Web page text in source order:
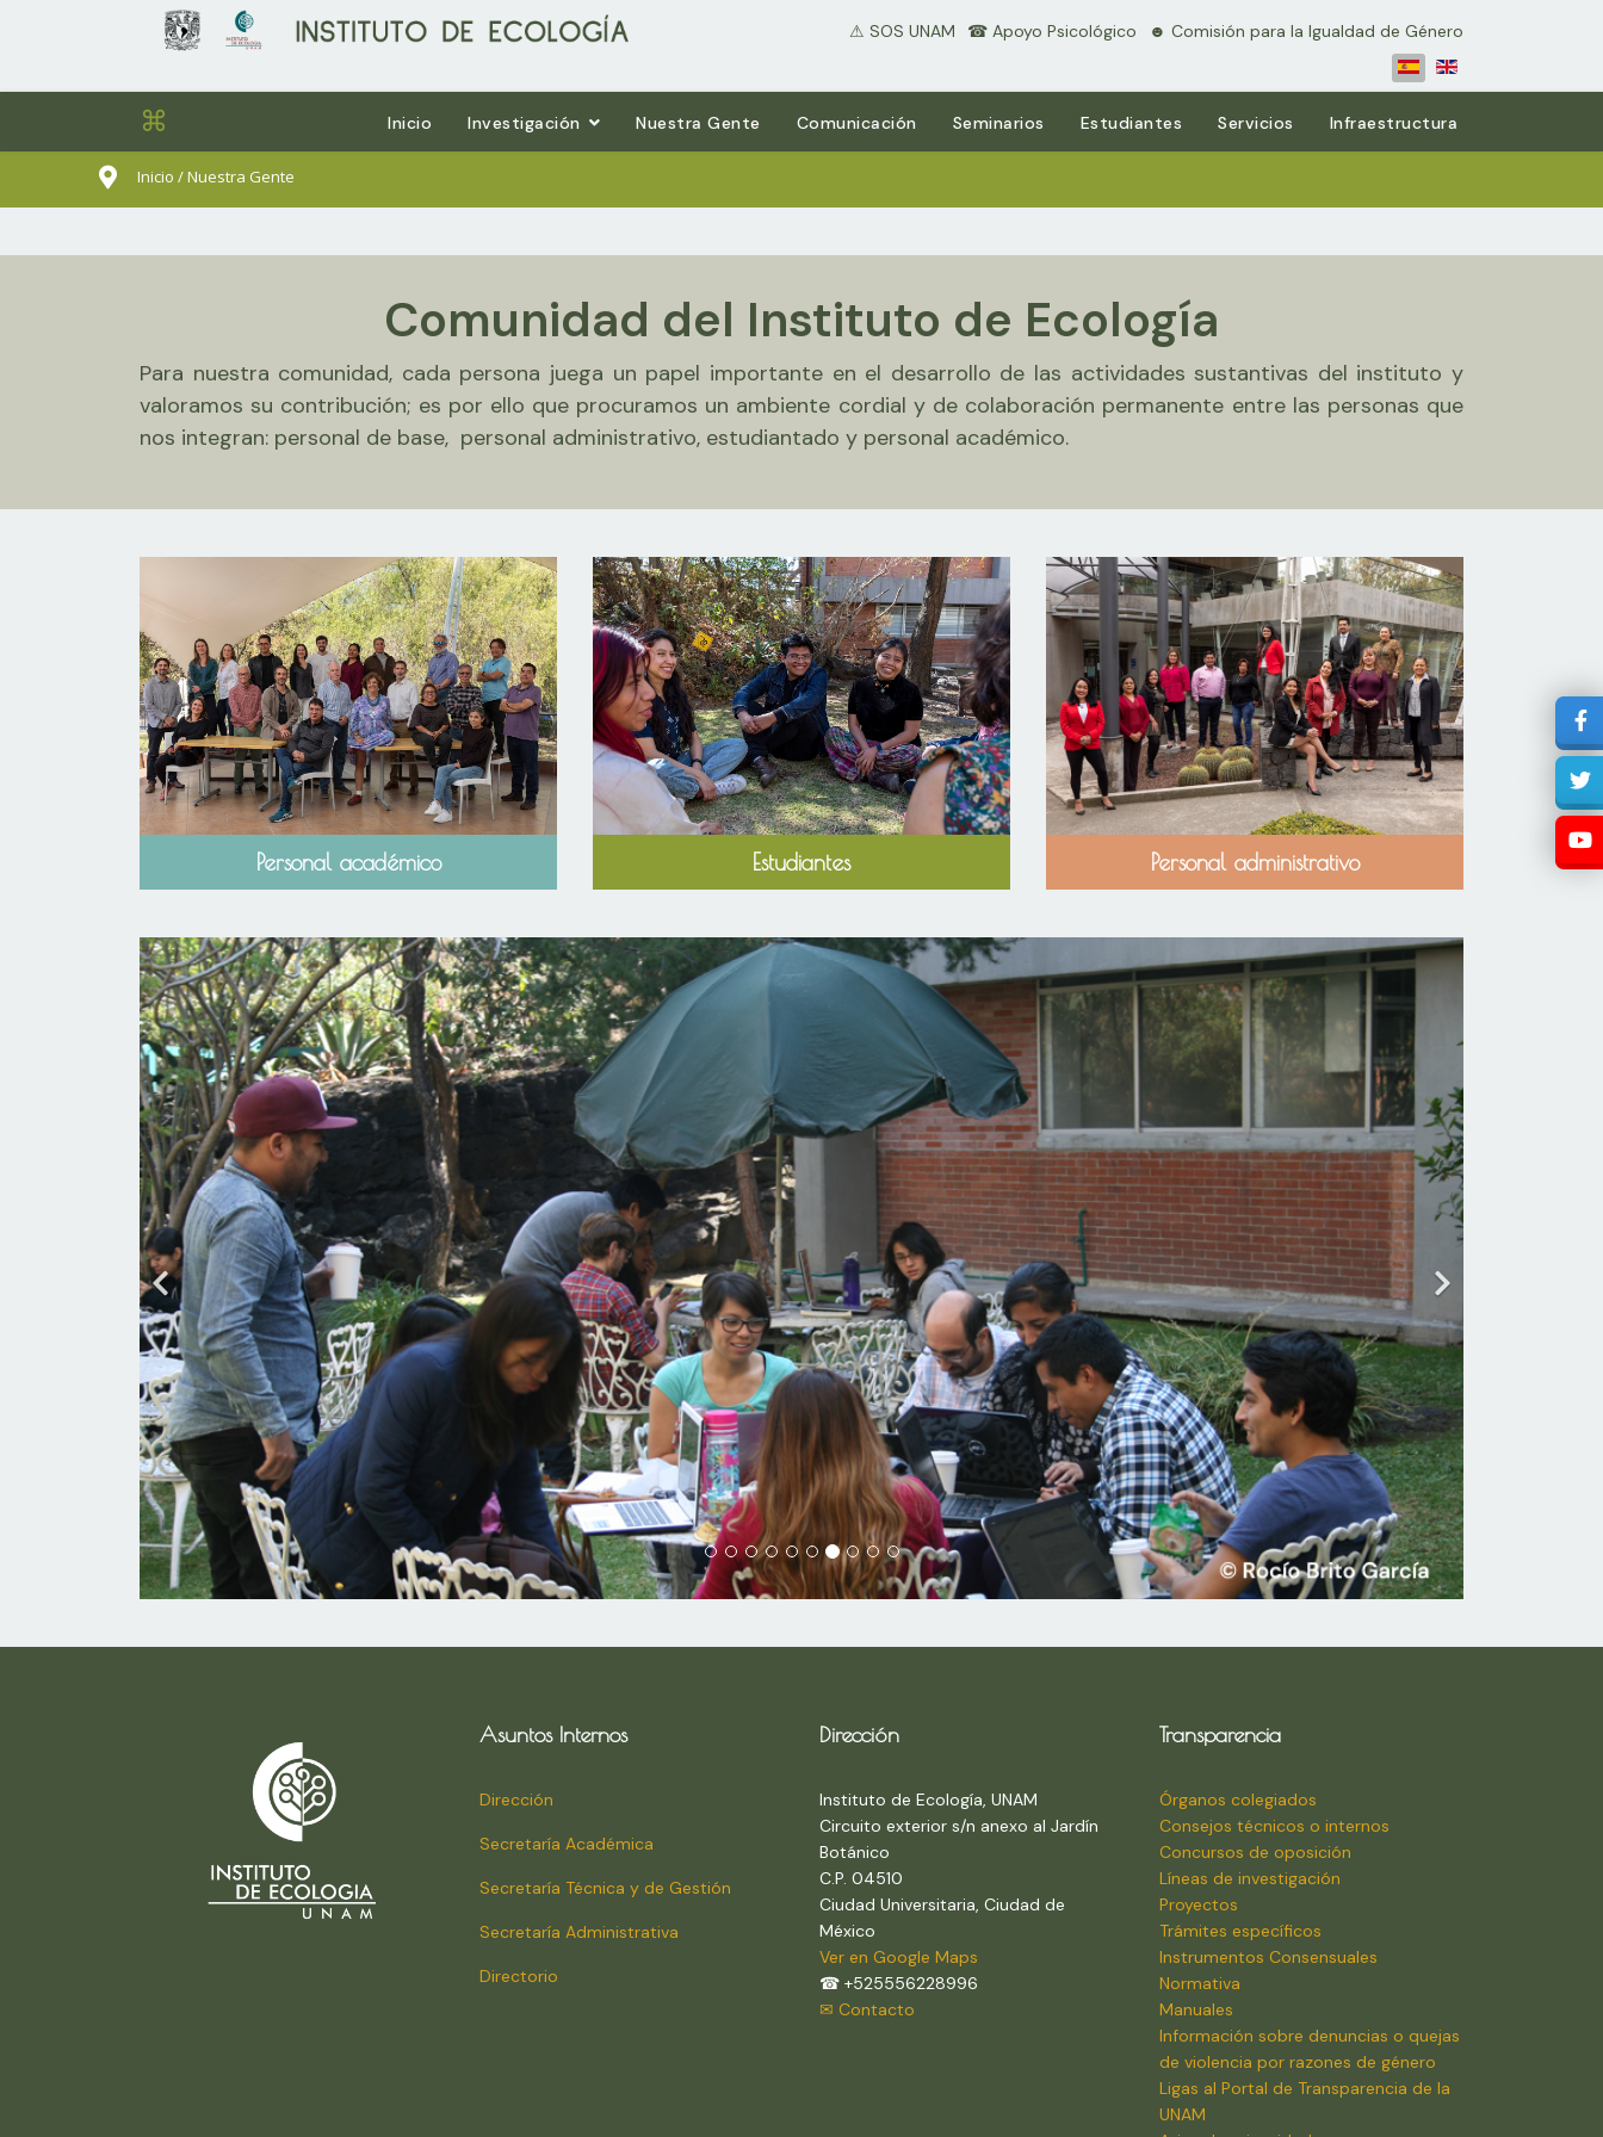
⚠ SOS UNAM ⠀☎ Apoyo Psicológico ⠀☻ Comisión para la Igualdad de Género
⌘ Inicio Investigación Nuestra Gente Comunicación Seminarios Estudiantes Servicios Infraestructura
Inicio / Nuestra Gente
Comunidad del Instituto de Ecología
Para nuestra comunidad, cada persona juega un papel importante en el desarrollo de las actividades sustantivas del instituto y
valoramos su contribución; es por ello que procuramos un ambiente cordial y de colaboración permanente entre las personas que
nos integran: personal de base, personal administrativo, estudiantado y personal académico.
Personal académico Estudiantes Personal administrativo
Asuntos Internos
Dirección
Secretaría Académica
Secretaría Técnica y de Gestión
Secretaría Administrativa
Directorio
Dirección
Instituto de Ecología, UNAM
Circuito exterior s/n anexo al Jardín
Botánico
C.P. 04510
Ciudad Universitaria, Ciudad de
México
Ver en Google Maps
☎ +525556228996
✉ Contacto
Transparencia
Órganos colegiados
Consejos técnicos o internos
Concursos de oposición
Líneas de investigación
Proyectos
Trámites específicos
Instrumentos Consensuales
Normativa
Manuales
Información sobre denuncias o quejas
de violencia por razones de género
Ligas al Portal de Transparencia de la
UNAM